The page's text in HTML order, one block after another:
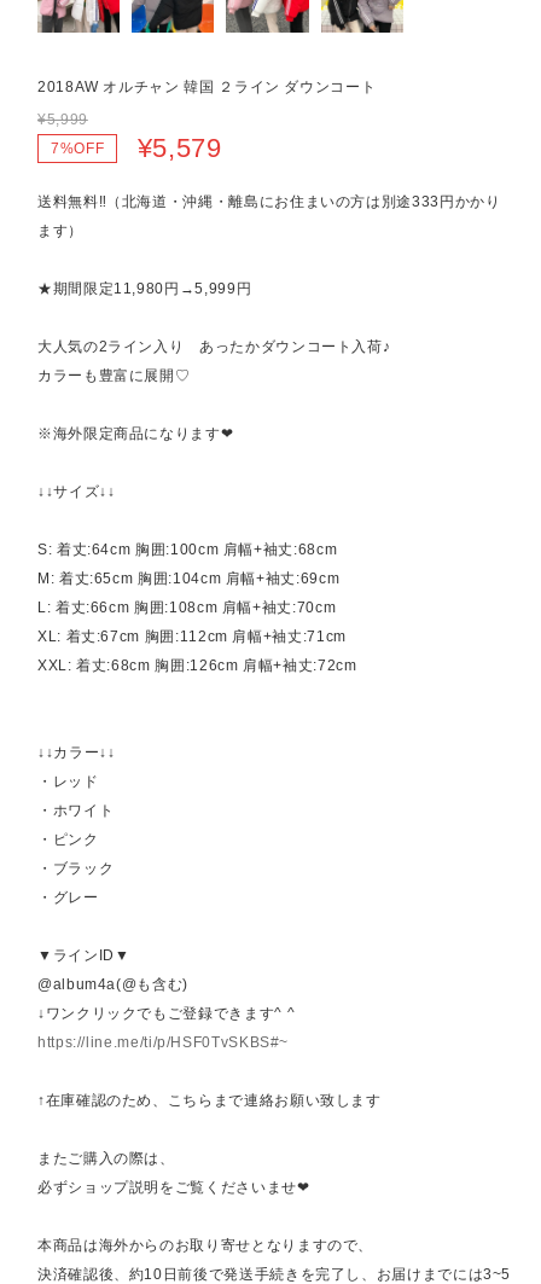
2018AW オルチャン 韓国 ２ライン ダウンコート
¥5,999
7%OFF
¥5,579
送料無料‼（北海道・沖縄・離島にお住まいの方は別途333円かかり
ます）
★期間限定11,980円→5,999円
大人気の2ライン入り あったかダウンコート入荷♪
カラーも豊富に展開♡
※海外限定商品になります❤︎
↓↓サイズ↓↓
S: 着丈:64cm 胸囲:100cm 肩幅+袖丈:68cm
M: 着丈:65cm 胸囲:104cm 肩幅+袖丈:69cm
L: 着丈:66cm 胸囲:108cm 肩幅+袖丈:70cm
XL: 着丈:67cm 胸囲:112cm 肩幅+袖丈:71cm
XXL: 着丈:68cm 胸囲:126cm 肩幅+袖丈:72cm
↓↓カラー↓↓
・レッド
・ホワイト
・ピンク
・ブラック
・グレー
▼ラインID▼
@album4a(@も含む)
↓ワンクリックでもご登録できます^ ^
https://line.me/ti/p/HSF0TvSKBS#~
↑在庫確認のため、こちらまで連絡お願い致します
またご購入の際は、
必ずショップ説明をご覧くださいませ❤︎
本商品は海外からのお取り寄せとなりますので、
決済確認後、約10日前後で発送手続きを完了し、お届けまでには3~5